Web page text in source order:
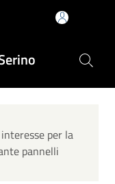
per la
pannelli